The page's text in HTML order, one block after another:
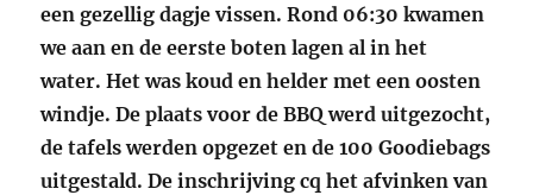
een gezellig dagje vissen. Rond 06:30 kwamen
we aan en de eerste boten lagen al in het
water. Het was koud en helder met een oosten
windje. De plaats voor de BBQ werd uitgezocht,
de tafels werden opgezet en de 100 Goodiebags
uitgestald. De inschrijving cq het afvinken van